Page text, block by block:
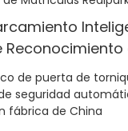
Reconocimiento